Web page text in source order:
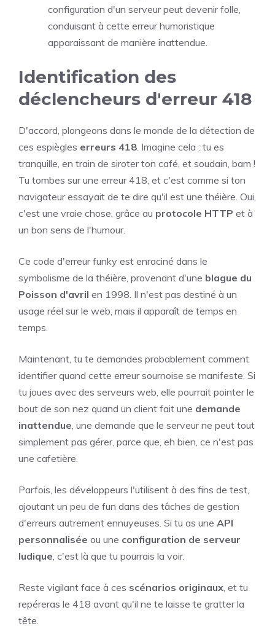
configuration d'un serveur peut devenir folle,
conduisant à cette erreur humoristique
apparaissant de manière inattendue.
Identification des
déclencheurs d'erreur 418
D'accord, plongeons dans le monde de la détection de
ces espiègles erreurs 418. Imagine cela : tu es
tranquille, en train de siroter ton café, et soudain, bam !
Tu tombes sur une erreur 418, et c'est comme si ton
navigateur essayait de te dire qu'il est une théière. Oui,
c'est une vraie chose, grâce au protocole HTTP et à
un bon sens de l'humour.
Ce code d'erreur funky est enraciné dans le
symbolisme de la théière, provenant d'une blague du
Poisson d'avril en 1998. Il n'est pas destiné à un
usage réel sur le web, mais il apparaît de temps en
temps.
Maintenant, tu te demandes probablement comment
identifier quand cette erreur sournoise se manifeste. Si
tu joues avec des serveurs web, elle pourrait pointer le
bout de son nez quand un client fait une demande
inattendue, une demande que le serveur ne peut tout
simplement pas gérer, parce que, eh bien, ce n'est pas
une cafetière.
Parfois, les développeurs l'utilisent à des fins de test,
ajoutant un peu de fun dans des tâches de gestion
d'erreurs autrement ennuyeuses. Si tu as une API
personnalisée ou une configuration de serveur
ludique, c'est là que tu pourrais la voir.
Reste vigilant face à ces scénarios originaux, et tu
repéreras le 418 avant qu'il ne te laisse te gratter la
tête.